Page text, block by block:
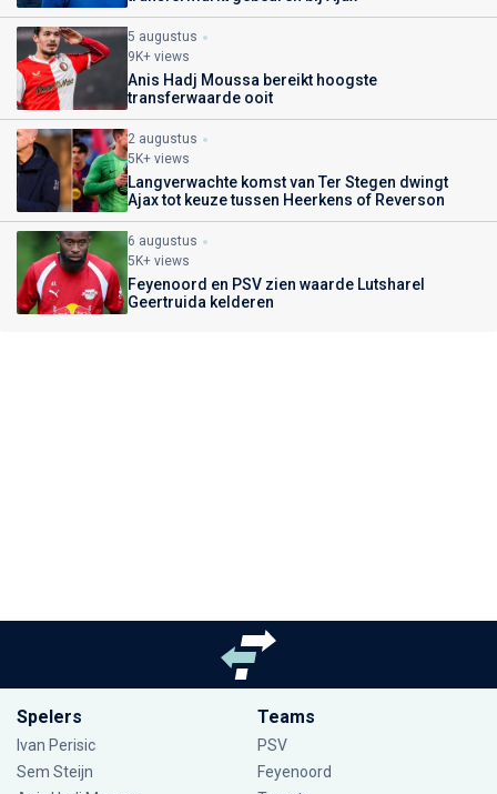
5 augustus
9K+ views
Anis Hadj Moussa bereikt hoogste
transferwaarde ooit
2 augustus
5K+ views
Langverwachte komst van Ter Stegen dwingt
Ajax tot keuze tussen Heerkens of Reverson
6 augustus
5K+ views
Feyenoord en PSV zien waarde Lutsharel
Geertruida kelderen
Spelers
Ivan Perisic
Sem Steijn
Teams
PSV
Feyenoord